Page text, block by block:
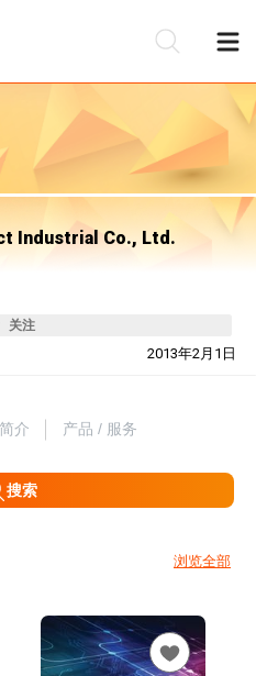
Industrial Co., Ltd.
关注
2013年2月1日
简介 产品 / 服务
搜索
浏览全部